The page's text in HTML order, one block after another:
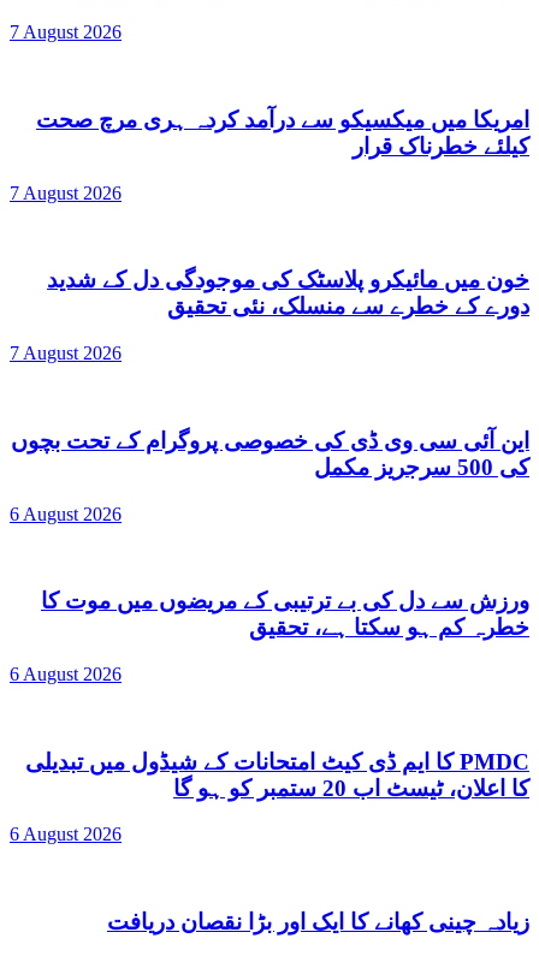
7 August 2026
امریکا میں میکسیکو سے درآمد کردہ ہری مرچ صحت
کیلئے خطرناک قرار
7 August 2026
خون میں مائیکرو پلاسٹک کی موجودگی دل کے شدید
دورے کے خطرے سے منسلک، نئی تحقیق
7 August 2026
این آئی سی وی ڈی کی خصوصی پروگرام کے تحت بچوں
کی 500 سرجریز مکمل
6 August 2026
ورزش سے دل کی بے ترتیبی کے مریضوں میں موت کا
خطرہ کم ہو سکتا ہے، تحقیق
6 August 2026
PMDC کا ایم ڈی کیٹ امتحانات کے شیڈول میں تبدیلی
کا اعلان، ٹیسٹ اب 20 ستمبر کو ہو گا
6 August 2026
زیادہ چینی کھانے کا ایک اور بڑا نقصان دریافت